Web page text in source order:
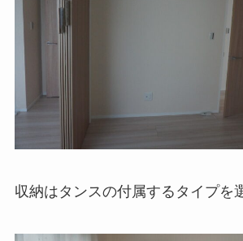
収納はタンスの付属するタイプを